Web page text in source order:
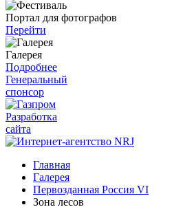
Портал для фотографов
Перейти
Галерея
Подробнее
Генеральный
спонсор
Разработка
сайта
Главная
Галерея
Первозданная Россия VI
Зона лесов